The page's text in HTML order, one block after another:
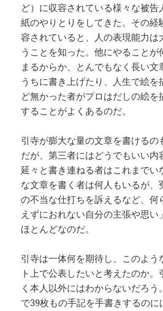
ど）に収容されている様々な被
紙のやりとりをしてきた。その経
容されていると、人の表現能力は
うことを知った。他にやることが
まるからか、とんでもなく長い
うちに書き上げたり、人生で絵を
ど無かった者がプロはだしの絵を
することがよくあるのだ。
引寺が膨大な量の文章を書ける
だが、第三者にはどうでもいい内
延々と書き連ねる者はこれまでい
な文章を書く者は何人もいるが、
の不当な仕打ちを訴えるなど、何
えずにおれない自分の主張や思
ほとんどなのだ。
引寺は一体何を期待し、このよう
ト上で公表したいと考えたのか
く本人以外にはわからないだろ
で39枚もの手記を手書きするの